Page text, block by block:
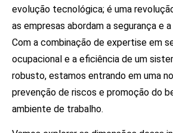
evolução tecnológica; é uma
as empresas abordam a segurança e
Com a combinação de expertise em
ocupacional e a eficiência de um
robusto, estamos entrando em uma
prevenção de riscos e promoção do
ambiente de trabalho.